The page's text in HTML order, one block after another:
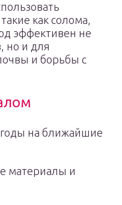
как солома,
эффективен не
но и для
и борьбы с
на ближайшие
материалы и